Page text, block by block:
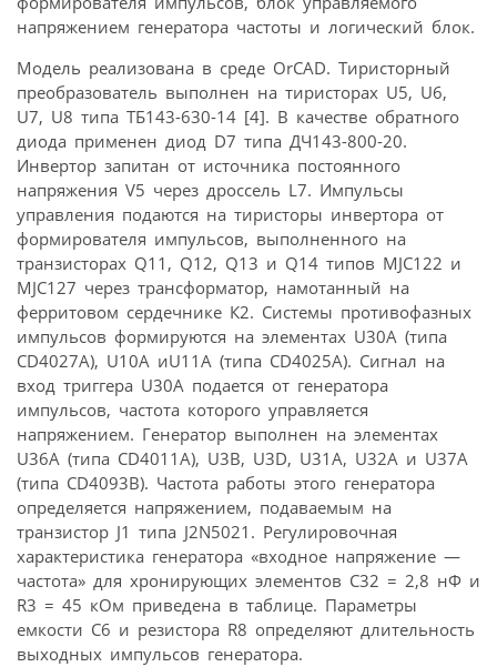
напряжением генератора частоты и логический блок.
Модель реализована в среде OrCAD. Тиристорный
преобразователь выполнен на тиристорах U5, U6,
U7, U8 типа ТБ143-630-14 [4]. В качестве обратного
диода применен диод D7 типа ДЧ143-800-20.
Инвертор запитан от источника постоянного
напряжения V5 через дроссель L7. Импульсы
управления подаются на тиристоры инвертора от
формирователя импульсов, выполненного на
транзисторах Q11, Q12, Q13 и Q14 типов MJC122 и
MJC127 через трансформатор, намотанный на
ферритовом сердечнике К2. Системы противофазных
импульсов формируются на элементах U30A (типа
CD4027A), U10A иU11A (типа CD4025A). Сигнал на
вход триггера U30A подается от генератора
импульсов, частота которого управляется
напряжением. Генератор выполнен на элементах
U36A (типа CD4011A), U3B, U3D, U31A, U32A и U37A
(типа CD4093B). Частота работы этого генератора
определяется напряжением, подаваемым на
транзистор J1 типа J2N5021. Регулировочная
характеристика генератора «входное напряжение —
частота» для хронирующих элементов С32 = 2,8 нФ и
R3 = 45 кОм приведена в таблице. Параметры
емкости С6 и резистора R8 определяют длительность
выходных импульсов генератора.